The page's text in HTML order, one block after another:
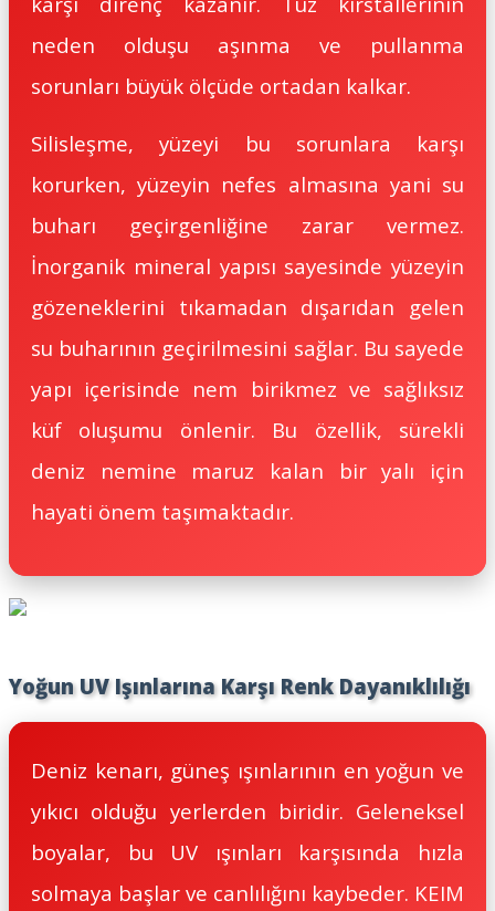
neden olduşu aşınma ve pullanma
sorunları büyük ölçüde ortadan kalkar.
Silisleşme, yüzeyi bu sorunlara karşı
korurken, yüzeyin nefes almasına yani su
buharı geçirgenliğine zarar vermez.
İnorganik mineral yapısı sayesinde yüzeyin
gözeneklerini tıkamadan dışarıdan gelen
su buharının geçirilmesini sağlar. Bu sayede
yapı içerisinde nem birikmez ve sağlıksız
küf oluşumu önlenir. Bu özellik, sürekli
deniz nemine maruz kalan bir yalı için
hayati önem taşımaktadır.
Yoğun UV Işınlarına Karşı Renk Dayanıklılığı
Deniz kenarı, güneş ışınlarının en yoğun ve
yıkıcı olduğu yerlerden biridir. Geleneksel
boyalar, bu UV ışınları karşısında hızla
solmaya başlar ve canlılığını kaybeder. KEIM